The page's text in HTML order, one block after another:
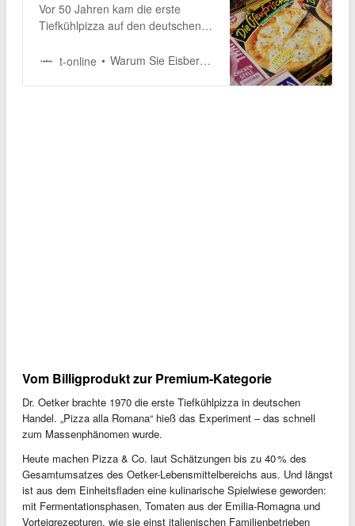
Vor 50 Jahren kam die erste
Tiefkühlpizza auf den deutschen
t-online
Warum Sie Eisbergsalat nicht schneiden sollten
Vom Billigprodukt zur Premium-Kategorie
Dr. Oetker brachte 1970 die erste Tiefkühlpizza in deutschen
Handel. „Pizza alla Romana“ hieß das Experiment – das schnell
zum Massenphänomen wurde.
Heute machen Pizza & Co. laut Schätzungen bis zu 40 % des
Gesamtumsatzes des Oetker-Lebensmittelbereichs aus. Und längst
ist aus dem Einheitsfladen eine kulinarische Spielwiese geworden:
mit Fermentationsphasen, Tomaten aus der Emilia-Romagna und
Vorteigrezepturen, wie sie einst italienischen Familienbetrieben